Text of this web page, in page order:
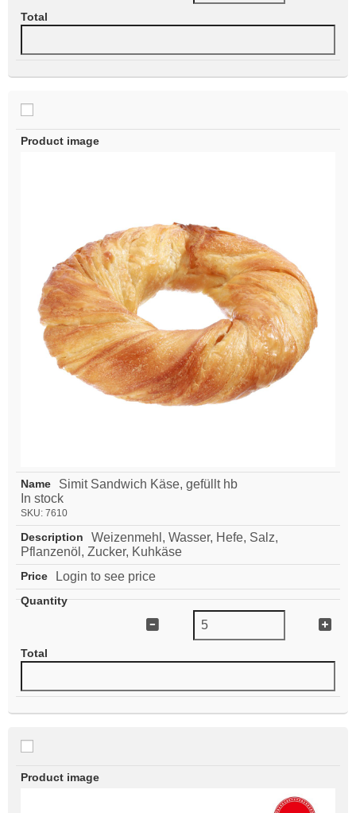
Simit Sandwich Käse, gefüllt hb
In stock
SKU: 7610
Weizenmehl, Wasser, Hefe, Salz,
Pflanzenöl, Zucker, Kuhkäse
Login to see price